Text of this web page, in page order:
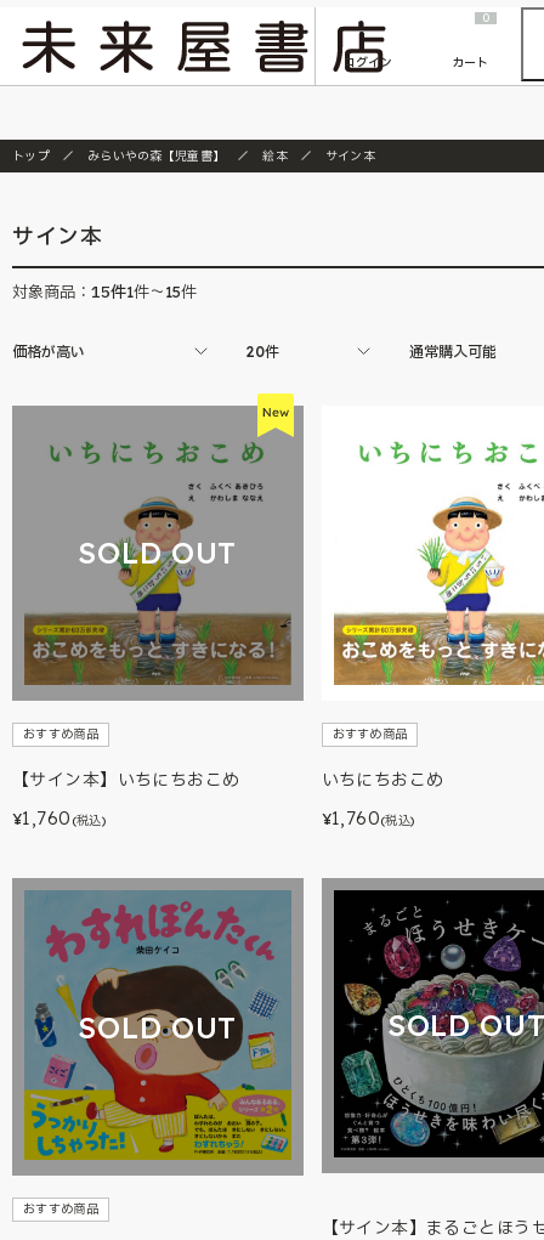
『ONE PIECE magazine 021 ONE PIECEカード付き同梱版』発売延期のご案内
ログイン
0
カート
トップ みらいやの森【児童書】 絵本 サイン本
サイン本
対象商品： 15件1件～15件
価格が高い 20件 通常購入可能
SOLD OUT
おすすめ商品
【サイン本】いちにちおこめ
¥1,760 (税込)
おすすめ商品
いちにちおこめ
¥1,760(税込)
SOLD OUT
おすすめ商品
SOLD
【サイン本】まるごとほう